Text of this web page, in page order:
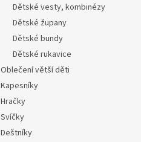
Dětské vesty, kombinézy
Dětské župany
Dětské bundy
Dětské rukavice
Oblečení větší děti
Kapesníky
Hračky
Svíčky
Deštníky